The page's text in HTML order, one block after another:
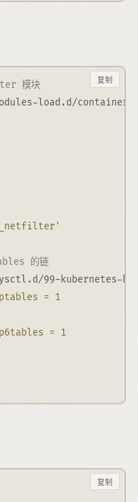
模块
load.d/
的链
99-kubernetes-
= 1
= 1
复制
复制